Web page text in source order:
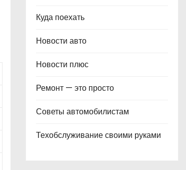
Куда поехать
Новости авто
Новости плюс
Ремонт — это просто
Советы автомобилистам
Техобслуживание своими руками